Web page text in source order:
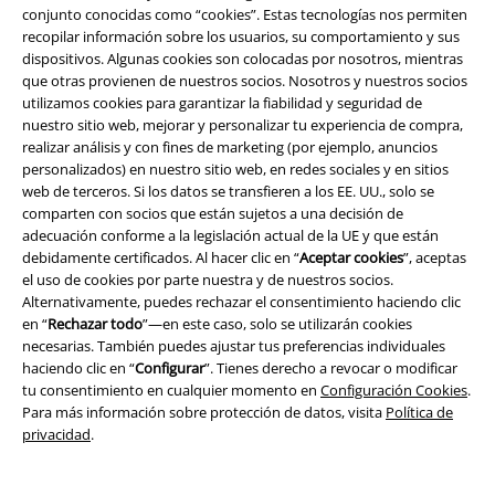
conjunto conocidas como “cookies”. Estas tecnologías nos permiten
recopilar información sobre los usuarios, su comportamiento y sus
dispositivos. Algunas cookies son colocadas por nosotros, mientras
que otras provienen de nuestros socios. Nosotros y nuestros socios
utilizamos cookies para garantizar la fiabilidad y seguridad de
nuestro sitio web, mejorar y personalizar tu experiencia de compra,
realizar análisis y con fines de marketing (por ejemplo, anuncios
personalizados) en nuestro sitio web, en redes sociales y en sitios
web de terceros. Si los datos se transfieren a los EE. UU., solo se
comparten con socios que están sujetos a una decisión de
adecuación conforme a la legislación actual de la UE y que están
debidamente certificados. Al hacer clic en “Aceptar cookies”, aceptas
el uso de cookies por parte nuestra y de nuestros socios.
Alternativamente, puedes rechazar el consentimiento haciendo clic
en “Rechazar todo”—en este caso, solo se utilizarán cookies
necesarias. También puedes ajustar tus preferencias individuales
haciendo clic en “Configurar”. Tienes derecho a revocar o modificar
tu consentimiento en cualquier momento en Configuración Cookies.
Para más información sobre protección de datos, visita Política de
privacidad.
todo presente en sus conciertos en directo, en forma de muñeco
extragrande, al que se le puede ver competir contra los guitarristas
Dave Murray, Adrian Smith y Janick Gers durante sus exhibiciones con la
guitarra.
En 1993, Bruce Dickinson decidió dejar la banda para emprender su
carrera en solitario, y Blaze Bayley ocupó su lugar. Sin embargo, este
último fue el vocalista de la banda solo durante seis años, en los que
lanzaron dos álbumes que no fueron muy bien acogidos ni por la crítica
ni por sus seguidores. Por este motivo, en 1999, Dickinson decidió
volver: su voz aullante representa a la perfección el estilo de Iron
Maiden y, con él al micrófono, el quinteto volvió a recuperar la
aprobación de la crítica y del público.
The Book of Souls
En 2015, la banda volvió al estudio para crear su decimosexto álbum: 11
canciones condensadas en 92 minutos en los que Steve Harris y
compañía demostraron, una vez más, que están en lo más alto del
heavy metal. El disco alcanzó el primer puesto en las listas de media